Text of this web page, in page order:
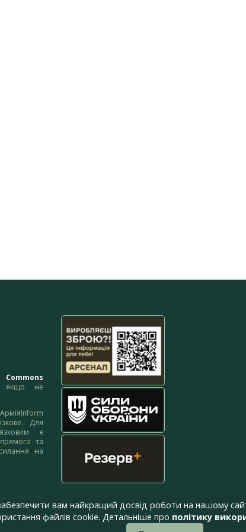
Commons
якщо не
Для
є
та
на
вам найкращий досвід роботи на нашому
файлів cookie. Детальніше про політику